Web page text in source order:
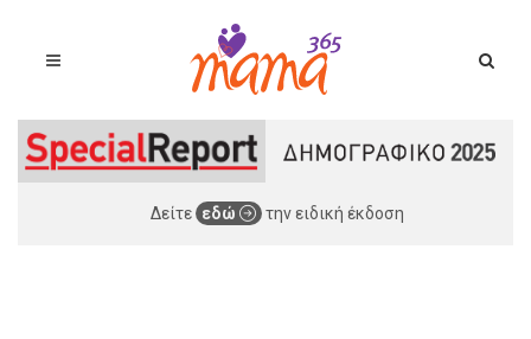
Δείτε εδώ την ειδική έκδοση